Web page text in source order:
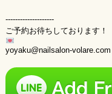
--------------------
ご予約お待ちしております！
yoyaku@nailsalon-volare.com